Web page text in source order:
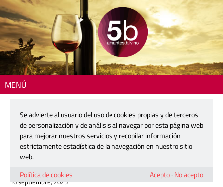
MENÚ
escenario donde arte y gastronomía se darán la mano
D*na Festival convertirá Dénia en un
gran escenario donde arte y
gastronomía se darán la mano
16 septiembre, 2025
Se advierte al usuario del uso de cookies propias y de terceros
de personalización y de análisis al navegar por esta página web
para mejorar nuestros servicios y recopilar información
estrictamente estadística de la navegación en nuestro sitio
web.
Política de cookies
Acepto· No acepto